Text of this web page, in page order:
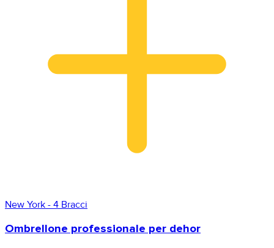
New York - 4 Bracci
Ombrellone professionale per dehor